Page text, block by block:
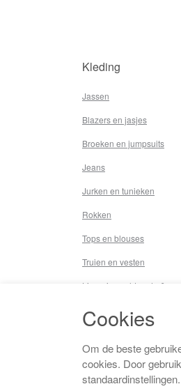
Kleding
Jassen
Blazers en jasjes
Broeken en jumpsuits
Jeans
Jurken en tunieken
Rokken
Tops en blouses
Truien en vesten
Lingerie,nachtmode &
Badkleding
Beenmode
Vermaakkosten
Cookies
Om de beste
cookies. Door
standaardinstellingen.